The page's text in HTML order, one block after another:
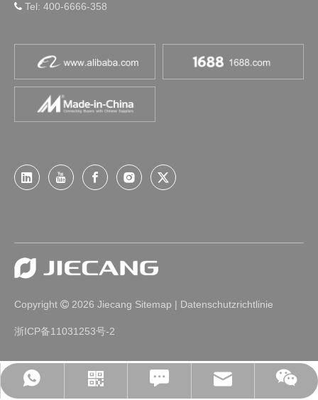
WhatsApp
Linkedin
Leave Us A Message
jc35@jiecang.com
WeChat
 Tel: 400-6666-358
Copyright  2026 Jiecang Sitemap | Datenschutzrichtlinie
浙ICP备11031253号-2